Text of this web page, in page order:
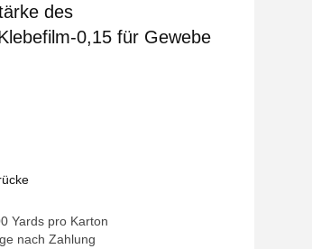
des
0,15 für Gewebe
Yards pro Karton
nach Zahlung